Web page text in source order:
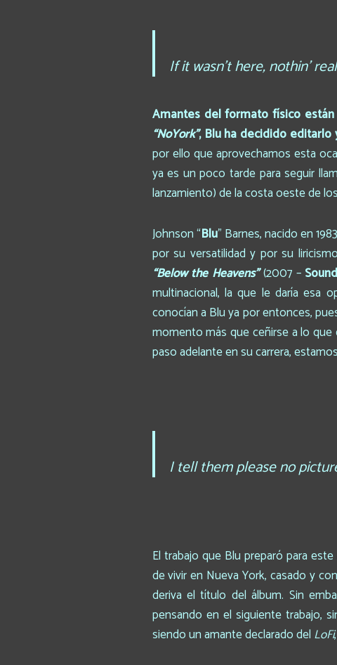
If it wasn’t here, nothin’
Amantes del formato físico
“NoYork”, Blu ha decidido editarlo
por ello que aprovechamos esta
ya es un poco tarde para seguir
lanzamiento) de la costa oeste de
Johnson “Blu” Barnes, nacido en
por su versatilidad y por su
“Below the Heavens”(2007 –
multinacional, la que le daría esa
conocían a Blu ya por entonces,
momento más que ceñirse a lo que
paso adelante en su carrera,
I tell them please no
El trabajo que Blu preparó para
de vivir en Nueva York, casado y
deriva el título del álbum. Sin
pensando en el siguiente trabajo,
siendo un amante declarado del LoFi